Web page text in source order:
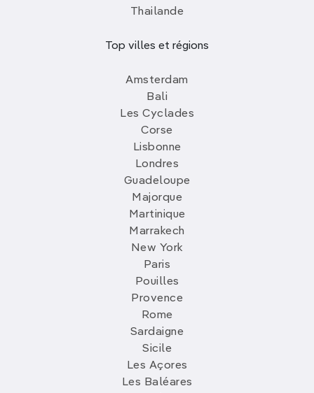
Thailande
Top villes et régions
Amsterdam
Bali
Les Cyclades
Corse
Lisbonne
Londres
Guadeloupe
Majorque
Martinique
Marrakech
New York
Paris
Pouilles
Provence
Rome
Sardaigne
Sicile
Les Açores
Les Baléares